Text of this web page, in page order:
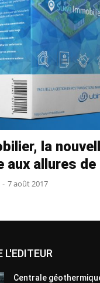
la
allures de
- 7 août 2017
L'EDITEUR
Centrale